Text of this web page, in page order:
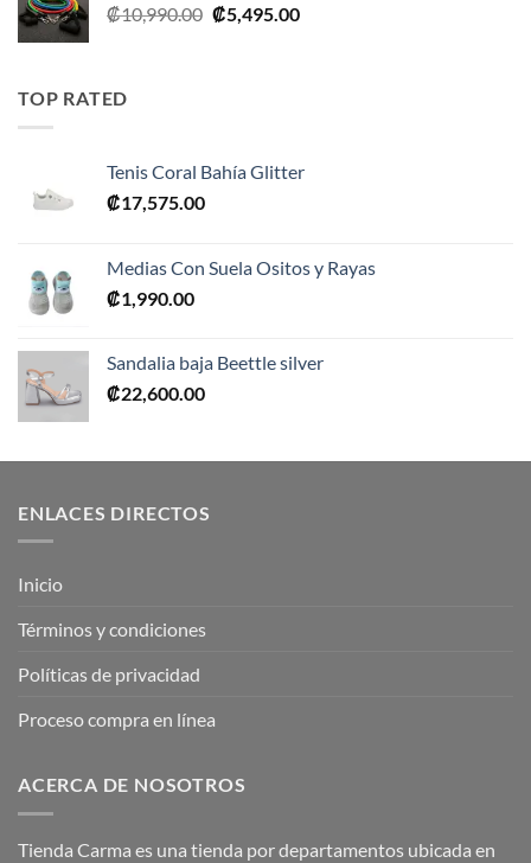
₡10,990.00 El
₡5,495.00El
TOP RATED
Tenis Coral Bahía Glitter
₡17,575.00
Medias Con Suela Ositos y Rayas
₡1,990.00
Sandalia baja Beettle silver
₡22,600.00
ENLACES DIRECTOS
Inicio
Términos y condiciones
Políticas de privacidad
Proceso compra en línea
ACERCA DE NOSOTROS
Tienda Carma es una tienda por departamentos ubicada en